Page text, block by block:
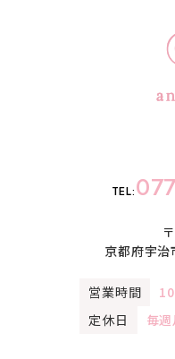
TEL:
京都府宇
営業時間
定休日
毎